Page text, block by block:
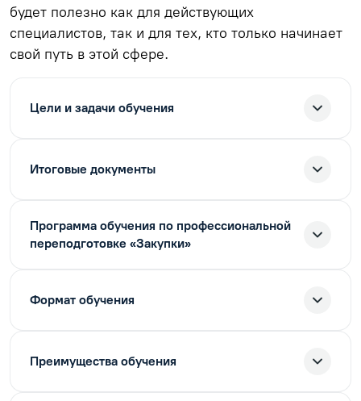
будет полезно как для действующих
специалистов, так и для тех, кто только начинает
свой путь в этой сфере.
Цели и задачи обучения
Итоговые документы
Программа обучения по профессиональной
переподготовке «Закупки»
Формат обучения
Преимущества обучения